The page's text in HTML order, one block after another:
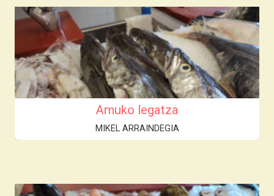
Amuko legatza
MIKEL ARRAINDEGIA